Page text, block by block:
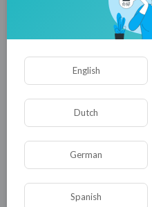
В российском ФБР,
содействии
группа заявила, что
справедливости и
если они обратятся
главная цель фонда -
полицейский
Европу и США.
English
Dutch
German
Spanish